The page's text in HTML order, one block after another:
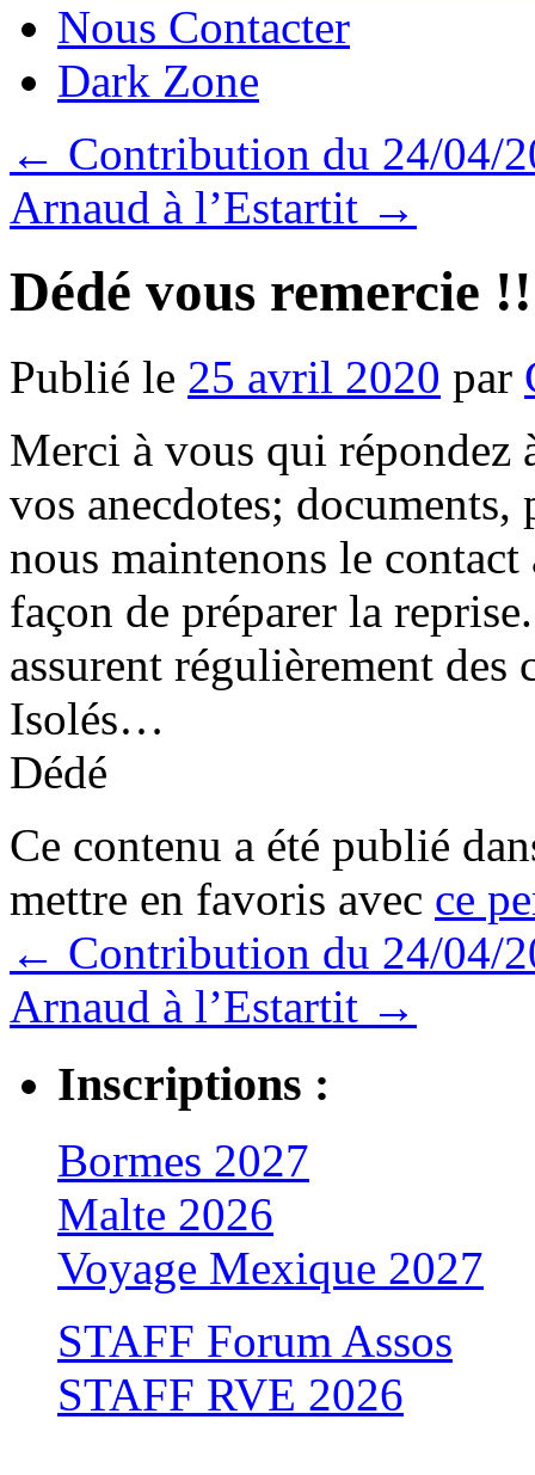
Nous Contacter
Dark Zone
← Contribution du 24/04/
Arnaud à l’Estartit →
Dédé vous remercie
Publié le 25 avril 2020 par
Merci à vous qui répondez
vos anecdotes;
nous maintenons le
façon de préparer la
assurent régulièrement des
Isolés…
Dédé
Ce contenu a été publié
mettre en favoris avec ce
← Contribution du 24/04/
Arnaud à l’Estartit →
Inscriptions :
Bormes 2027
Malte 2026
Voyage Mexique 2027
STAFF Forum Assos
STAFF RVE 2026